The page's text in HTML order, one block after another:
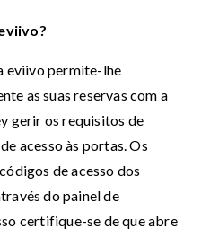
eviivo permite-lhe
as suas reservas com a
gerir os requisitos de
acesso às portas. Os
de acesso dos
do painel de
certifique-se de que abre